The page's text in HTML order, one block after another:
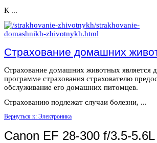
К ...
Страхование домашних
Страхование домашних животных является
программе страхования страхователю
обслуживание его домашних питомцев.
Страхованию подлежат случаи болезни, ...
Вернуться к: Электроника
Canon EF 28-300 f/3.5-